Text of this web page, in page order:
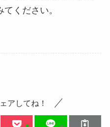
ください。
アしてね！